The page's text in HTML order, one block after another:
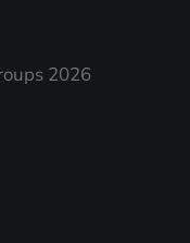
2026